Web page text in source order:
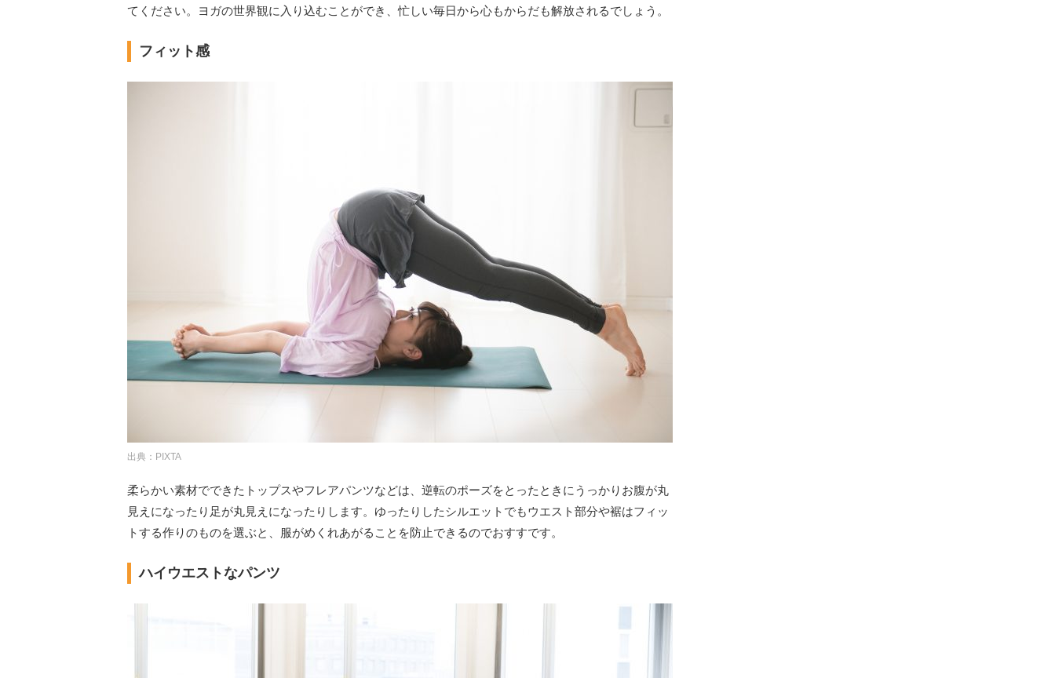
てください。ヨガの世界観に入り込むことができ、忙しい毎日から心もからだも解放されるでしょう。
フィット感
出典：PIXTA
柔らかい素材でできたトップスやフレアパンツなどは、逆転のポーズをとったときにうっかりお腹が丸
見えになったり足が丸見えになったりします。ゆったりしたシルエットでもウエスト部分や裾はフィッ
トする作りのものを選ぶと、服がめくれあがることを防止できるのでおすすです。
ハイウエストなパンツ